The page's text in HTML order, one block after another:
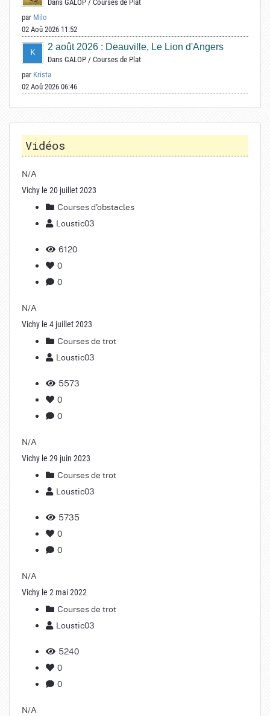
Dans GALOP / Courses de Plat
par Milo
02 Aoû 2026 11:52
2 août 2026 : Deauville, Le Lion d'Angers
Dans GALOP / Courses de Plat
par Krista
02 Aoû 2026 06:46
Vidéos
N/A
Vichy le 20 juillet 2023
Courses d'obstacles
Loustic03
6120
0
0
N/A
Vichy le 4 juillet 2023
Courses de trot
Loustic03
5573
0
0
N/A
Vichy le 29 juin 2023
Courses de trot
Loustic03
5735
0
0
N/A
Vichy le 2 mai 2022
Courses de trot
Loustic03
5240
0
0
N/A